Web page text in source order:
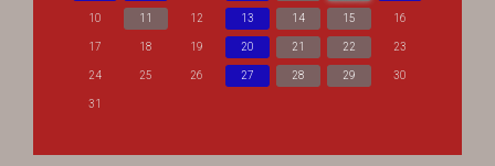
10 11 12 13 14 15 16
17 18 19 20 21 22 23
24 25 26 27 28 29 30
31